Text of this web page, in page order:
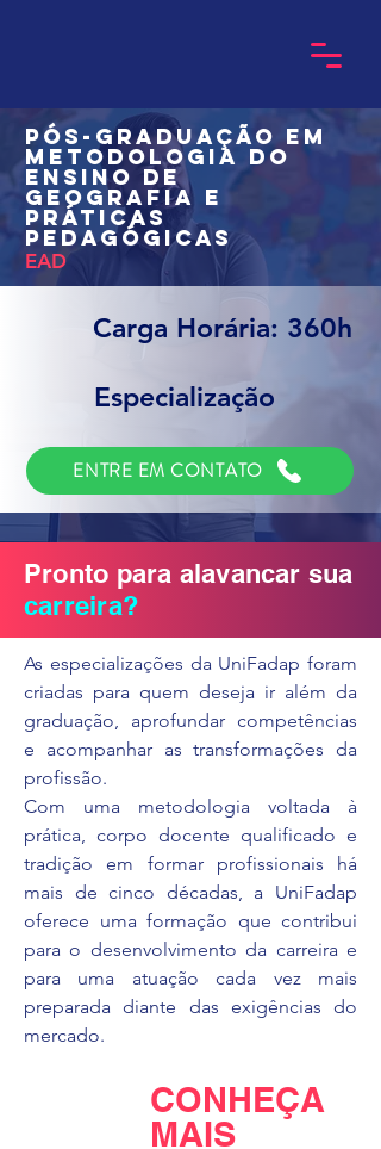
Pós-Graduação em
Metodologia do
Ensino de
Geografia e
Práticas
Pedagógicas
EAD
Carga Horária: 360h
Especialização
ENTRE EM CONTATO
Pronto para alavancar sua
carreira?
As especializações da UniFadap foram
criadas para quem deseja ir além da
graduação, aprofundar competências
e acompanhar as transformações da
profissão.
Com uma metodologia voltada à
prática, corpo docente qualificado e
tradição em formar profissionais há
mais de cinco décadas, a UniFadap
oferece uma formação que contribui
para o desenvolvimento da carreira e
para uma atuação cada vez mais
preparada diante das exigências do
mercado.
CONHEÇA
MAIS